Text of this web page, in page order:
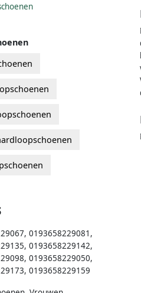
, 0193658229081 ,
, 0193658229142,
, 0193658229050,
, 0193658229159